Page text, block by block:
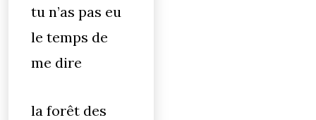
tu n’as pas eu
le temps de
me dire
la forêt des